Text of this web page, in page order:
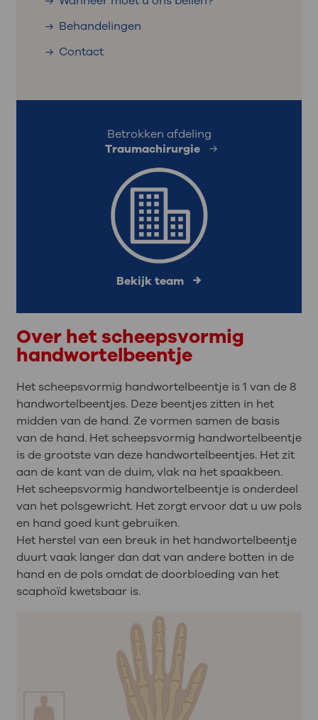
Behandelingen
Contact
Betrokken afdeling
Traumachirurgie
Bekijk team
Over het scheepsvormig
handwortelbeentje
Het scheepsvormig handwortelbeentje is 1 van de 8
handwortelbeentjes. Deze beentjes zitten in het
midden van de hand. Ze vormen samen de basis
van de hand. Het scheepsvormig handwortelbeentje
is de grootste van deze handwortelbeentjes. Het zit
aan de kant van de duim, vlak na het spaakbeen.
Het scheepsvormig handwortelbeentje is onderdeel
van het polsgewricht. Het zorgt ervoor dat u uw pols
en hand goed kunt gebruiken.
Het herstel van een breuk in het handwortelbeentje
duurt vaak langer dan dat van andere botten in de
hand en de pols omdat de doorbloeding van het
scaphoïd kwetsbaar is.